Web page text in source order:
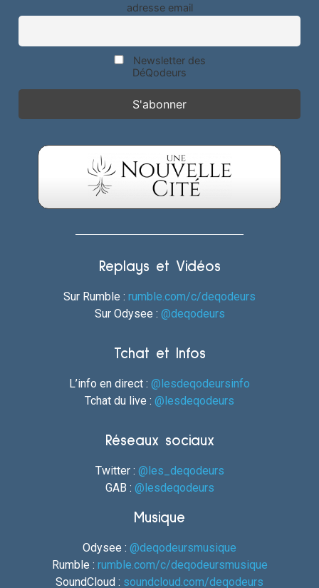
adresse email
Newsletter des
DéQodeurs
Replays et Vidéos
Sur Rumble : rumble.com/c/deqodeurs
Sur Odysee : @deqodeurs
Tchat et Infos
L’info en direct : @lesdeqodeursinfo
Tchat du live : @lesdeqodeurs
Réseaux sociaux
Twitter : @les_deqodeurs
GAB : @lesdeqodeurs
Musique
Odysee : @deqodeursmusique
Rumble : rumble.com/c/deqodeursmusique
SoundCloud : soundcloud.com/deqodeurs